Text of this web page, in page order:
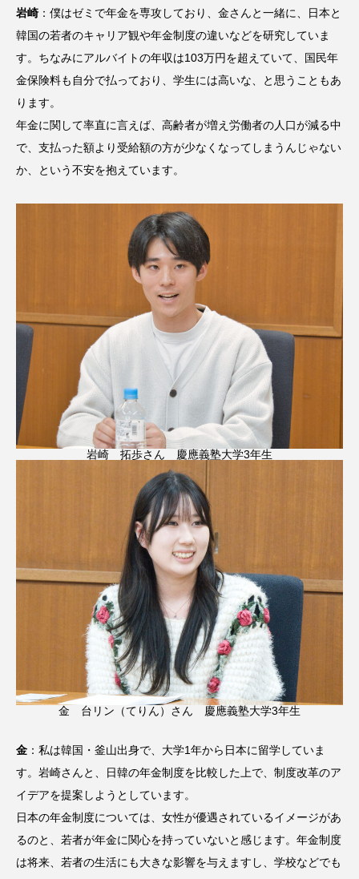
岩崎 ：僕はゼミで年金を専攻しており、金さんと一緒に、日本と
韓国の若者のキャリア観や年金制度の違いなどを研究していま
す。ちなみにアルバイトの年収は103万円を超えていて、国民年
金保険料も自分で払っており、学生には高いな、と思うこともあ
ります。
年金に関して率直に言えば、高齢者が増え労働者の人口が減る中
で、支払った額より受給額の方が少なくなってしまうんじゃない
か、という不安を抱えています。
岩崎 拓歩さん 慶應義塾大学3年生
金 台リン（てりん）さん 慶應義塾大学3年生
金 ：私は韓国・釜山出身で、大学1年から日本に留学していま
す。岩崎さんと、日韓の年金制度を比較した上で、制度改革のア
イデアを提案しようとしています。
日本の年金制度については、女性が優遇されているイメージがあ
るのと、若者が年金に関心を持っていないと感じます。年金制度
は将来、若者の生活にも大きな影響を与えますし、学校などでも